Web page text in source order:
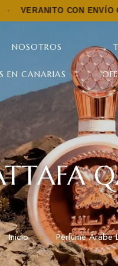
CON ENVÍO GRATUITO
NOSOTROS
EN CANARIAS
Inicio Perfume Árabe